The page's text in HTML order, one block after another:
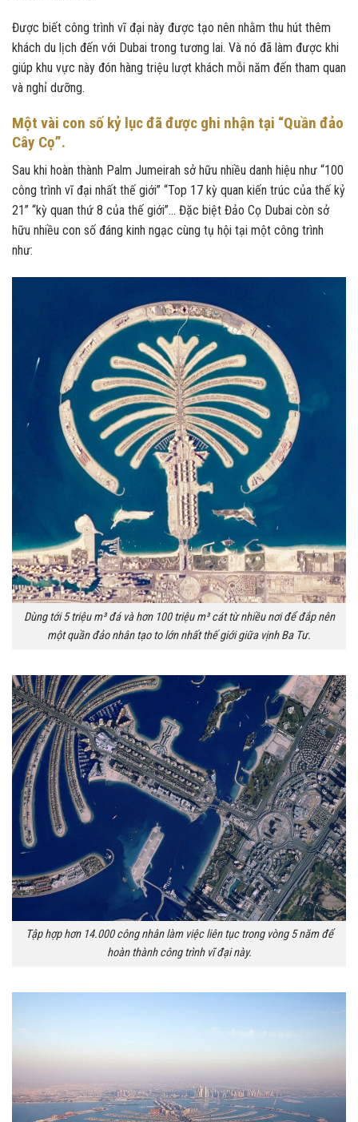
Được biết công trình vĩ đại này được tạo nên nhằm thu hút thêm
khách du lịch đến với Dubai trong tương lai. Và nó đã làm được khi
giúp khu vực này đón hàng triệu lượt khách mỗi năm đến tham quan
và nghỉ dưỡng.
Một vài con số kỷ lục đã được ghi nhận tại “Quần đảo
Cây Cọ”.
Sau khi hoàn thành Palm Jumeirah sở hữu nhiều danh hiệu như “100
công trình vĩ đại nhất thế giới” “Top 17 kỳ quan kiến trúc của thế kỷ
21” “kỳ quan thứ 8 của thế giới”… Đặc biệt Đảo Cọ Dubai còn sở
hữu nhiều con số đáng kinh ngạc cùng tụ hội tại một công trình
như:
Dùng tới 5 triệu m³ đá và hơn 100 triệu m³ cát từ nhiều nơi để đắp nên
một quần đảo nhân tạo to lớn nhất thế giới giữa vịnh Ba Tư.
Tập hợp hơn 14.000 công nhân làm việc liên tục trong vòng 5 năm để
hoàn thành công trình vĩ đại này.